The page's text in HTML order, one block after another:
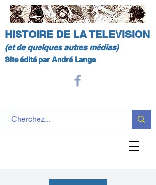
HISTOIRE DE LA TELEVISION
(et de quelques autres médias)
Site édité par André Lange